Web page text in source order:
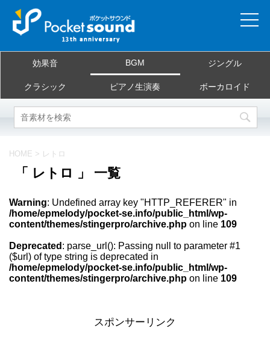
当サイトについて
ご利用規約
よくある質問
お問合せ
効果音 BGM ジングル
クラシック ピアノ生演奏 ボーカロイド
HOME > レトロ
「 レトロ 」 一覧
Warning: Undefined array key "HTTP_REFERER" in
/home/epmelody/pocket-se.info/public_html/wp-
content/themes/stingerpro/archive.php on line 109
Deprecated : parse_url(): Passing null to parameter #1
($url) of type string is deprecated in
/home/epmelody/pocket-se.info/public_html/wp-
content/themes/stingerpro/archive.php on line 109
スポンサーリンク